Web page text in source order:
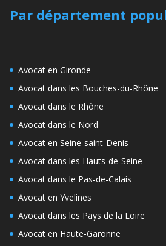
Par département
Avocat en Gironde
Avocat dans les Bouches-du-Rhône
Avocat dans le Rhône
Avocat dans le Nord
Avocat en Seine-saint-Denis
Avocat dans les Hauts-de-Seine
Avocat dans le Pas-de-Calais
Avocat en Yvelines
Avocat dans les Pays de la Loire
Avocat en Haute-Garonne